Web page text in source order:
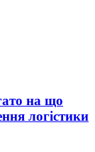
на що
логістики